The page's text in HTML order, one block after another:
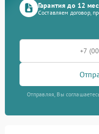
Гарантия до 12
Составляем договор,
Отправляя, Вы